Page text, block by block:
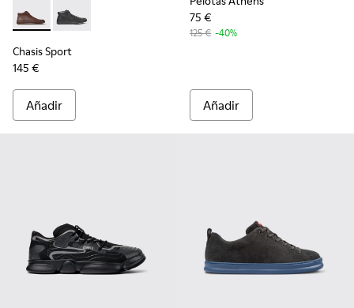
Chasis Sport - K300236-022 - Botines de piel marrones para
Chasis Sport - K300236-004 - Botines de piel negros
Chasis Sport
145 €
Añadir
75 €
125 € -40%
Añadir